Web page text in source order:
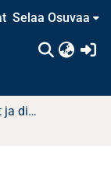
Selaa Osuvaa
Pro gradu -tutkielmat ja diplomityöt